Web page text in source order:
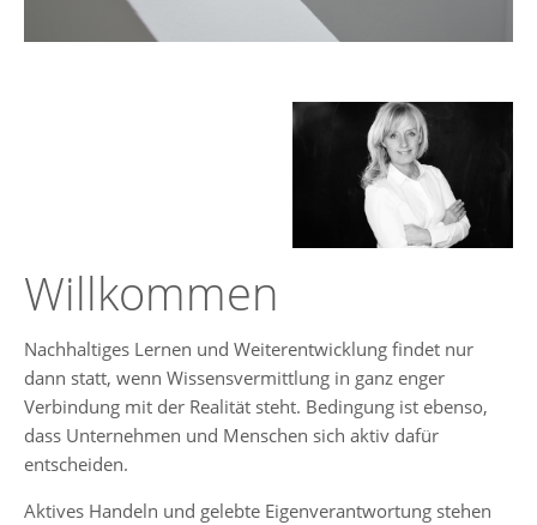
Willkommen
Nachhaltiges Lernen und Weiterentwicklung findet nur
dann statt, wenn Wissensvermittlung in ganz enger
Verbindung mit der Realität steht. Bedingung ist ebenso,
dass Unternehmen und Menschen sich aktiv dafür
entscheiden.
Aktives Handeln und gelebte Eigenverantwortung stehen